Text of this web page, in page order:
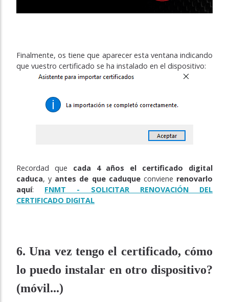
Finalmente, os tiene que aparecer esta ventana indicando
que vuestro certificado se ha instalado en el dispositivo:
Recordad que cada 4 años el certificado digital
caduca, y antes de que caduqueconviene renovarlo
aquí: FNMT - SOLICITAR RENOVACIÓN DEL
CERTIFICADO DIGITAL
6. Una vez tengo el certificado, cómo
lo puedo instalar en otro dispositivo?
(móvil...)